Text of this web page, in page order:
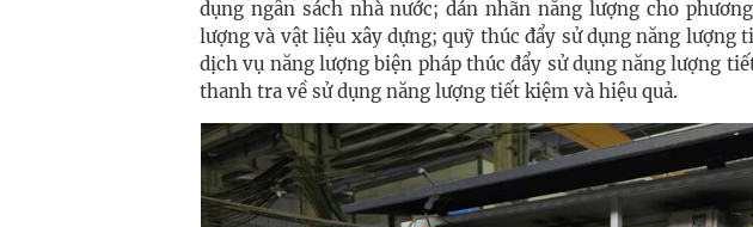
dụng ngân sách nhà nước; dán nhãn năng lượng cho
lượng và vật liệu xây dựng; quỹ thúc đẩy sử dụng năng lượng
dịch vụ năng lượng biện pháp thúc đẩy sử dụng năng lượng
thanh tra về sử dụng năng lượng tiết kiệm và hiệu quả.